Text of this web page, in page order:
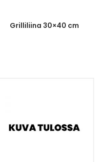
Grilliliina 30×40 cm